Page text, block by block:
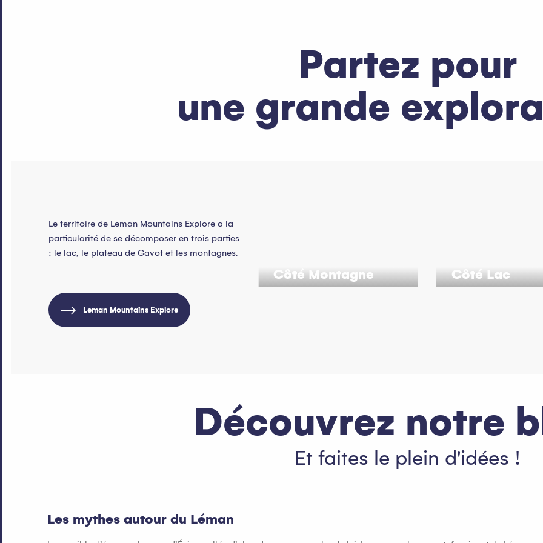
Partez pour
une grande
Le territoire de Leman Mountains Explore a la
particularité de se décomposer en trois parties
: le lac, le plateau de Gavot et les montagnes.
Leman Mountains Explore
Côté Montagne Côté Lac
Découvrez notre
Et faites le plein d'idées !
Les mythes autour du Léman